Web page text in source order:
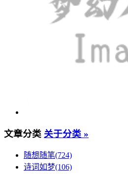
文章分类 关于分类 »
随想随笔(724)
诗词如梦(106)